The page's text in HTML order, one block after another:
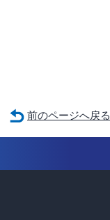
前のページへ戻る